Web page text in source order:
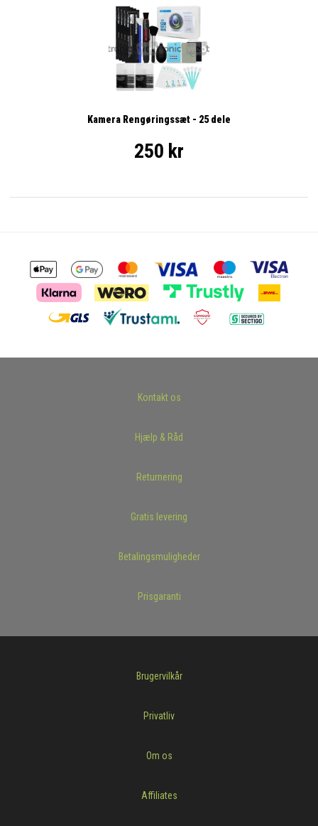
Kamera Rengøringssæt - 25 dele
250 kr
Kontakt os
Hjælp & Råd
Returnering
Gratis levering
Betalingsmuligheder
Prisgaranti
Brugervilkår
Privatliv
Om os
Affiliates